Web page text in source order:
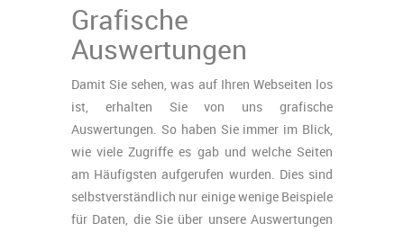
Grafische
Auswertungen
Damit Sie sehen, was auf Ihren Webseiten los
ist, erhalten Sie von uns grafische
Auswertungen. So haben Sie immer im Blick,
wie viele Zugriffe es gab und welche Seiten
am Häufigsten aufgerufen wurden. Dies sind
selbstverständlich nur einige wenige Beispiele
für Daten, die Sie über unsere Auswertungen